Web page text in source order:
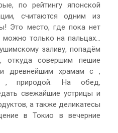
по рейтингу японской
считаются одним из
Это место, где пока нет
только на пальцах…
заливу, попадём
откуда совершим пешие
древнейшим храмам с ,
, природой. На обед,
свежайшие устрицы и
а также деликатесы
в Токио в вечерние